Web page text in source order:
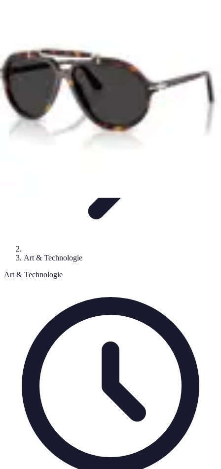
Tech Culture Mag
Art & Technologie
Art & Technologie